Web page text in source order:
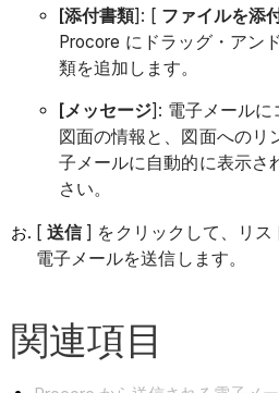
[添付書類]: [ ファイルを添
Procore にドラッグ・アン
類を追加します。
[メッセージ]: 電子メールに
図面の情報と、図面へのリ
子メールに自動的に表示さ
さい。
[ 送信 ] をクリックして、リ
電子メールを送信します。
関連項目